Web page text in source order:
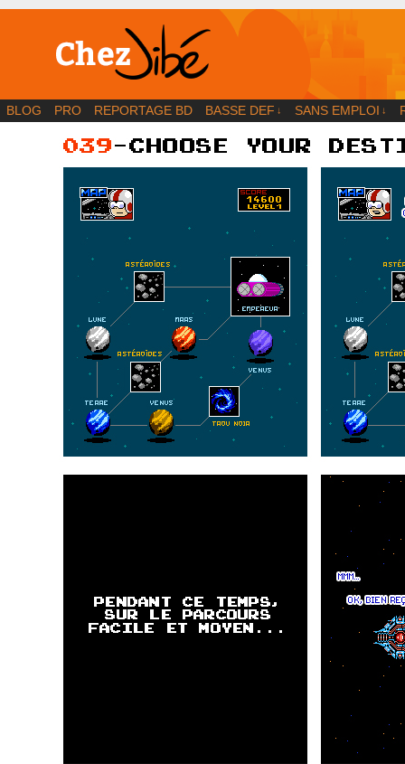
BD | Illustration | Blog
BLOG PRO REPORTAGE BD BASSE DEF ↓ SANS EMPLOI ↓